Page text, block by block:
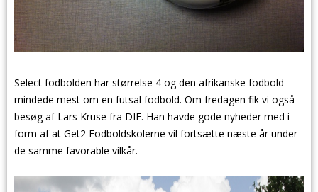
Select fodbolden har størrelse 4 og den afrikanske fodbold
mindede mest om en futsal fodbold. Om fredagen fik vi også
besøg af Lars Kruse fra DIF. Han havde gode nyheder med i
form af at Get2 Fodboldskolerne vil fortsætte næste år under
de samme favorable vilkår.